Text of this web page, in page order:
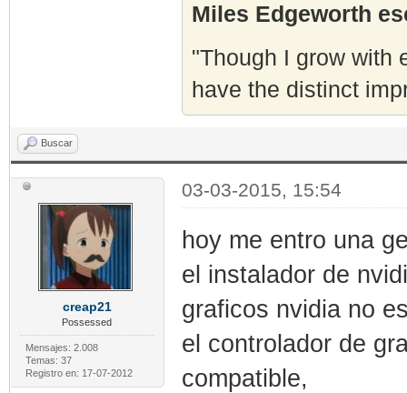
Miles Edgeworth
"Though I grow with
have the distinct
Buscar
creap21
Possessed
Mensajes: 2.008
Temas: 37
Registro en: 17-07-2012
03-03-2015, 15:54
hoy me entro una
el instalador de
graficos nvidia no
el controlador de
compatible,